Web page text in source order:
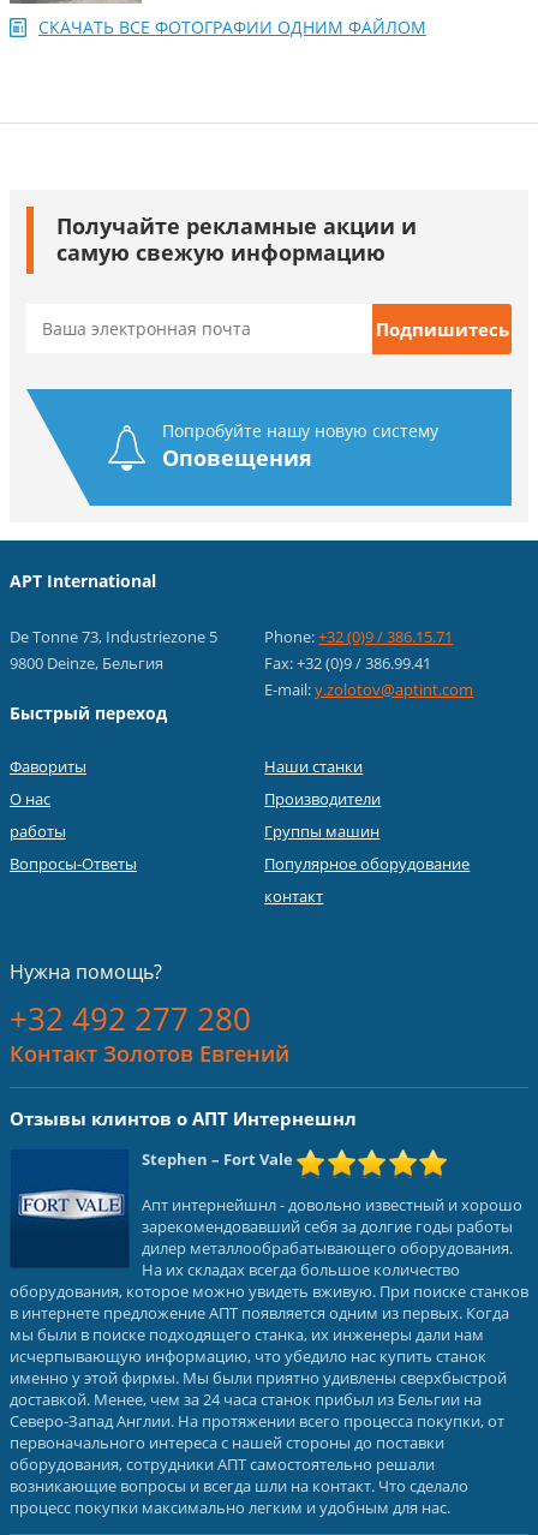
СКАЧАТЬ ВСЕ ФОТОГРАФИИ ОДНИМ ФАЙЛОМ
Получайте рекламные акции и
самую свежую информацию
Попробуйте нашу новую систему
Оповещения
APT International
De Tonne 73, Industriezone 5
9800 Deinze, Бельгия
Phone:+32 (0)9 / 386.15.71
Fax: +32 (0)9 / 386.99.41
E-mail:y.zolotov@aptint.com
Быстрый переход
Фавориты
О нас
работы
Вопросы-Ответы
Наши станки
Производители
Группы машин
Популярное оборудование
контакт
Нужна помощь?
+32 492 277 280
Контакт Золотов Евгений
Отзывы клинтов о АПТ Интернешнл
Stephen – Fort Vale
Апт интернейшнл - довольно известный и хорошо
зарекомендовавший себя за долгие годы работы
дилер металлообрабатывающего оборудования.
На их складах всегда большое количество
оборудования, которое можно увидеть вживую. При поиске станков
в интернете предложение АПТ появляется одним из первых. Когда
мы были в поиске подходящего станка, их инженеры дали нам
исчерпывающую информацию, что убедило нас купить станок
именно у этой фирмы. Мы были приятно удивлены сверхбыстрой
доставкой. Менее, чем за 24 часа станок прибыл из Бельгии на
Северо-Запад Англии. На протяжении всего процесса покупки, от
первоначального интереса с нашей стороны до поставки
оборудования, сотрудники АПТ самостоятельно решали
возникающие вопросы и всегда шли на контакт. Что сделало
процесс покупки максимально легким и удобным для нас.